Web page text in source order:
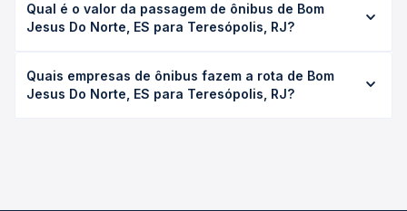
Teresópolis, RJ leva em média 6h 20min, podendo variar
conforme a viação, o tipo de serviço (convencional,
duração exata de cada opção na data desejada.
Qual é o valor da passagem de ônibus de Bom
Jesus Do Norte, ES para Teresópolis, RJ?
ES para Teresópolis, RJ custa em média R$ 135,00 e varia
conforme a data da viagem, a empresa, o tipo de poltrona
Quais empresas de ônibus fazem a rota de Bom
Jesus Do Norte, ES para Teresópolis, RJ?